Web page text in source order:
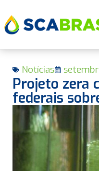
Notícias
Projeto zera
federais